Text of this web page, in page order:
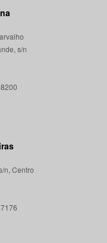
s/n
n, Centro